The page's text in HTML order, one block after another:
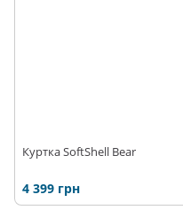
Куртка SoftShell Bear
4 399 грн